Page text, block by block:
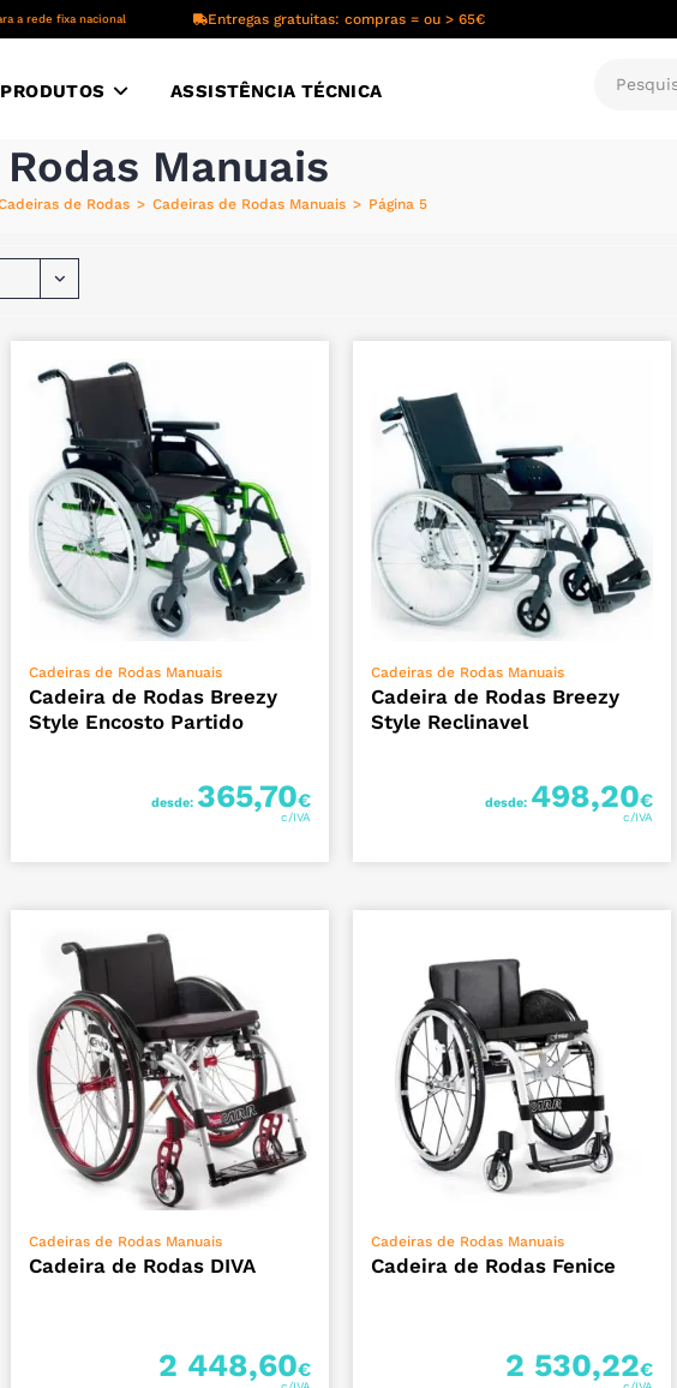
a rede fixa nacional Entregas gratuitas: compras = ou > 65€
PRODUTOS ASSISTÊNCIA TÉCNICA
Manuais
de Rodas > Cadeiras de Rodas Manuais > Página 5
VER OPÇÕES
Cadeiras de Rodas Manuais
Cadeira de Rodas Breezy
Style Encosto Partido
desde: 365,70€
VER OPÇÕES
Cadeiras de Rodas Manuais
Cadeira de Rodas Breezy
Style Reclinavel
desde: 498,20€
ADICIONAR
Cadeiras de Rodas Manuais
Cadeira de Rodas DIVA
2 448,60€
ADICIONAR
Cadeiras de Rodas Manuais
Cadeira de Rodas Fenice
2 530,22€